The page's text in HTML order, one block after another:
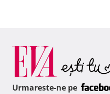
Urmareste-ne pe